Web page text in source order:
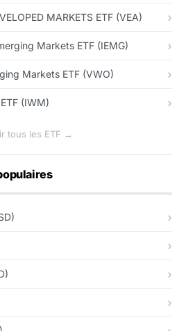
MARKETS ETF (VEA)
Markets ETF (IEMG)
Markets ETF (VWO)
(IWM)
tous les ETF →